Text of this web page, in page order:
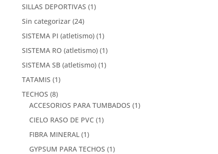
SILLAS DEPORTIVAS (1)
Sin categorizar (24)
SISTEMA PI (atletismo) (1)
SISTEMA RO (atletismo) (1)
SISTEMA SB (atletismo) (1)
TATAMIS (1)
TECHOS (8)
ACCESORIOS PARA TUMBADOS (1)
CIELO RASO DE PVC (1)
FIBRA MINERAL (1)
GYPSUM PARA TECHOS (1)